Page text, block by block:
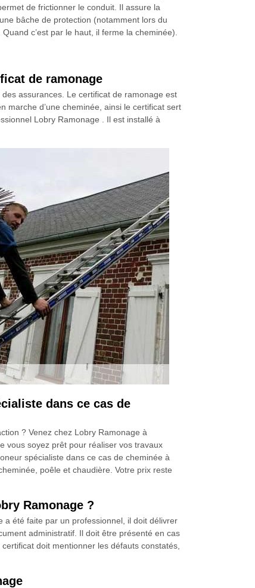
de frictionner le conduit. Il assure la
bâche de protection (notamment lors du
c’est par le haut, il ferme la cheminée).
de ramonage
assurances. Le certificat de ramonage est
marche d’une cheminée, ainsi le certificat sert
Lobry Ramonage . Il est installé à
dans ce cas de
? Venez chez Lobry Ramonage à
vous soyez prêt pour réaliser vos travaux
spécialiste dans ce cas de cheminée à
poêle et chaudière. Votre prix reste
Ramonage ?
a été faite par un professionnel, il doit délivrer
administratif. Il doit être présenté en cas
doit mentionner les défauts constatés,